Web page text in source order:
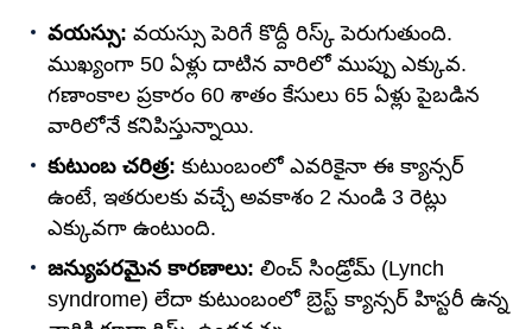
వయస్సు: వయస్సు పెరిగే కొద్దీ రిస్క్ పెరుగుతుంది.
ముఖ్యంగా 50 ఏళ్లు దాటిన వారిలో ముప్పు ఎక్కువ.
గణాంకాల ప్రకారం 60 శాతం కేసులు 65 ఏళ్లు పైబడిన
వారిలోనే కనిపిస్తున్నాయి.
కుటుంబ చరిత్ర: కుటుంబంలో ఎవరికైనా ఈ క్యాన్సర్
ఉంటే, ఇతరులకు వచ్చే అవకాశం 2 నుండి 3 రెట్లు
ఎక్కువగా ఉంటుంది.
జన్యుపరమైన కారణాలు: లించ్ సిండ్రోమ్ (Lynch
syndrome) లేదా కుటుంబంలో బ్రెస్ట్ క్యాన్సర్ హిస్టరీ ఉన్న